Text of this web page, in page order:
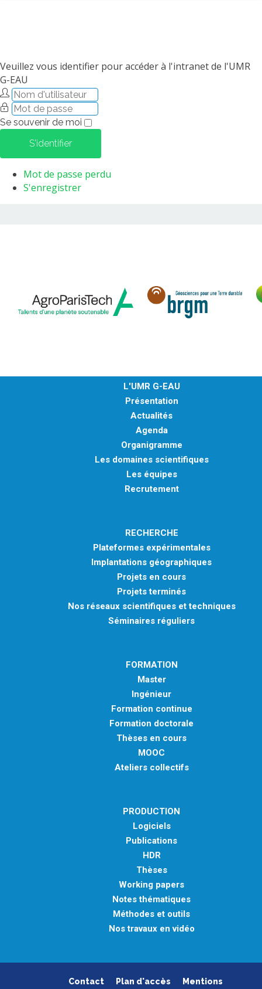
Veuillez vous identifier pour accéder à l'intranet de l'UMR
G-EAU
Se souvenir de moi
S'identifier
Mot de passe perdu
S'enregistrer
L'UMR G-EAU
Présentation
Actualités
Agenda
Organigramme
Les domaines scientifiques
Les équipes
Recrutement
RECHERCHE
Plateformes expérimentales
Implantations géographiques
Projets en cours
Projets terminés
Nos réseaux scientifiques et techniques
Séminaires réguliers
FORMATION
Master
Ingénieur
Formation continue
Formation doctorale
Thèses en cours
MOOC
Ateliers collectifs
PRODUCTION
Logiciels
Publications
HDR
Thèses
Working papers
Notes thématiques
Méthodes et outils
Nos travaux en vidéo
Contact Plan d'accès
Mentions